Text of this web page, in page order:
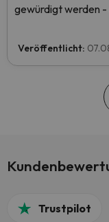
gewürdigt werden
Stimmen Sie jetzt
Veröffentlicht:
Trustpilot